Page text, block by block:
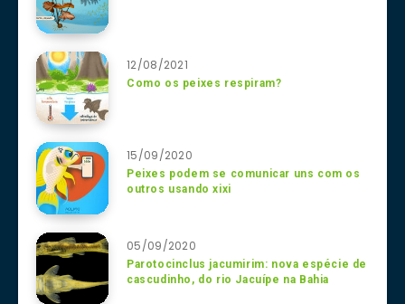
12/08/2021
Como os peixes respiram?
15/09/2020
Peixes podem se comunicar uns com os
outros usando xixi
05/09/2020
Parotocinclus jacumirim: nova espécie de
cascudinho, do rio Jacuípe na Bahia